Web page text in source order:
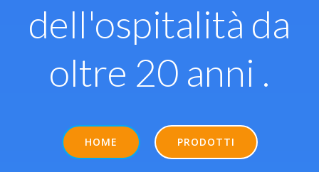
dell'ospitalità da
oltre 20 anni .
HOME PRODOTTI